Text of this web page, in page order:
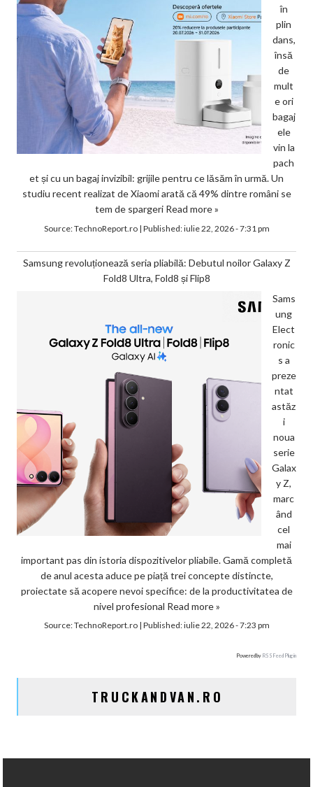
în
plin
dans,
însă
de
mult
e ori
bagaj
ele
vin la
pach
et și cu un bagaj invizibil: grijile pentru ce lăsăm în urmă. Un
studiu recent realizat de Xiaomi arată că 49% dintre români se
tem de spargeri Read more »
Source:TechnoReport.ro| Published:iulie 22, 2026 - 7:31 pm
Samsung revoluționează seria pliabilă: Debutul noilor Galaxy Z
Fold8 Ultra, Fold8 și Flip8
Sams
ung
Elect
ronic
s a
preze
ntat
astăz
i
noua
serie
Galax
y Z,
marc
ând
cel
mai
important pas din istoria dispozitivelor pliabile. Gamă completă
de anul acesta aduce pe piață trei concepte distincte,
proiectate să acopere nevoi specifice: de la productivitatea de
nivel profesional Read more »
Source:TechnoReport.ro| Published:iulie 22, 2026 - 7:23 pm
Powered by RSS Feed Plugin
TRUCKANDVAN.RO